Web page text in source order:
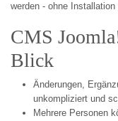
werden - ohne
CMS
Blick
Änderungen,
unkompliziert und
Mehrere Personen